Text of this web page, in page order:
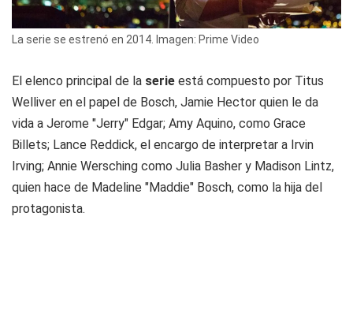
La serie se estrenó en 2014. Imagen: Prime Video
El elenco principal de la serie está compuesto por Titus
Welliver en el papel de Bosch, Jamie Hector quien le da
vida a Jerome "Jerry" Edgar; Amy Aquino, como Grace
Billets; Lance Reddick, el encargo de interpretar a Irvin
Irving; Annie Wersching como Julia Basher y Madison Lintz,
quien hace de Madeline "Maddie" Bosch, como la hija del
protagonista.